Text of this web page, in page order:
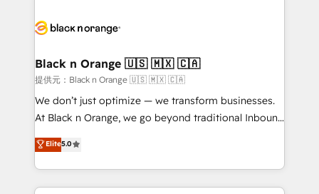
embark on a transformational journey that sets your
business up for long-term success. Unlock your
business. If not now, when?
référencement, votre stratégie digitale et le pilotage
projet HubSpot avec DIGITALISIM : 🧽 Nettoyage,
migration et intégration des bases de données. 🚀
Développement des interfaces avec vos logiciels
métiers ⚙️ Configuration de la plateforme HubSpot
Book Process & Guidelines utilisateurs 🎓
Formations des utilisateurs
Black n Orange 🇺🇸 🇲🇽 🇨🇦
提供元：Black n Orange 🇺🇸 🇲🇽 🇨🇦
We don’t just optimize — we transform businesses.
At Black n Orange, we go beyond traditional Inbound
Marketing with our exclusive methodologies:
BOOMS and BOOST. Together, they form a powerful
combination that has driven success for over 800
businesses worldwide. As Elite HubSpot Partners, we
Elite5.0